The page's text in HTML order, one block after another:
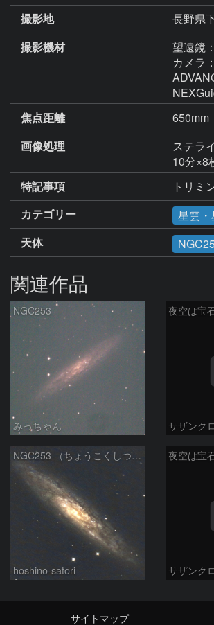
撮影地
長野県
撮影機材
望遠鏡
カメラ
焦点距離
650mm
画像処理
ステラ
10分×8
特記事項
トリミ
カテゴリー
星雲
天体
関連作品
NGC253
みっちゃん サザンク
NGC253 （ちょうこくしつ座の銀河）
hoshino-satori サザンク
サイトマップ